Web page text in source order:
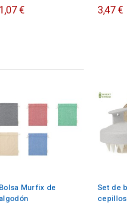
1,07 € 3,47 €
Bolsa Murfix de
algodón
Set de
cepillos